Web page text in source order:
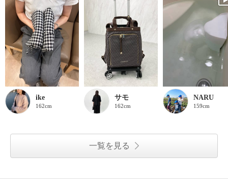
ike
162cm
サモ
162cm
NARU
159cm
一覧を見る